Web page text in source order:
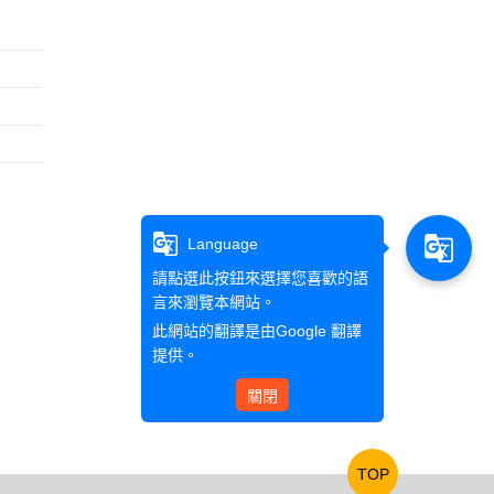
TOP
g_translate
Language
請點選此按鈕來選擇您喜歡的語
言來瀏覽本網站。
此網站的翻譯是由Google 翻譯
提供。
關閉
g_translate